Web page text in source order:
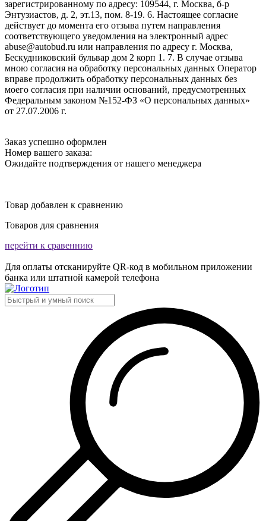
зарегистрированному по адресу: 109544, г. Москва, б-р
Энтузиастов, д. 2, эт.13, пом. 8-19. 6. Настоящее согласие
действует до момента его отзыва путем направления
соответствующего уведомления на электронный адрес
abuse@autobud.ru или направления по адресу г. Москва,
Бескудниковский бульвар дом 2 корп 1. 7. В случае отзыва
мною согласия на обработку персональных данных Оператор
вправе продолжить обработку персональных данных без
моего согласия при наличии оснований, предусмотренных
Федеральным законом №152-ФЗ «О персональных данных»
от 27.07.2006 г.
Заказ успешно оформлен
Номер вашего заказа:
Ожидайте подтверждения от нашего менеджера
Товар добавлен к сравнению
Товаров для сравнения
перейти к сравеннию
Для оплаты отсканируйте QR-код в мобильном приложении
банка или штатной камерой телефона